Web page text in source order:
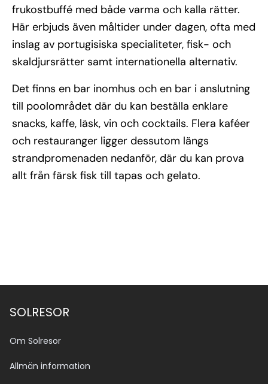
frukostbuffé med både varma och kalla rätter.
Här erbjuds även måltider under dagen, ofta med
inslag av portugisiska specialiteter, fisk- och
skaldjursrätter samt internationella alternativ.
Det finns en bar inomhus och en bar i anslutning
till poolområdet där du kan beställa enklare
snacks, kaffe, läsk, vin och cocktails. Flera kaféer
och restauranger ligger dessutom längs
strandpromenaden nedanför, där du kan prova
allt från färsk fisk till tapas och gelato.
SOLRESOR
Om Solresor
Allmän information